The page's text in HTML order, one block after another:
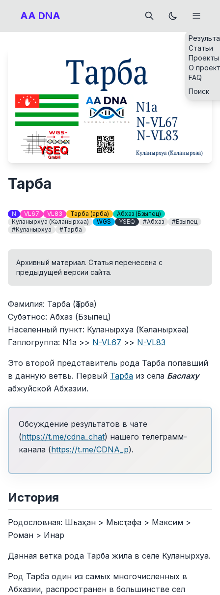
AA DNA
Статьи
Проекты
О
FAQ
Поиск
Тарба
N VL67 VL83 Тарба (Ҭарба)
Абхаз (Бзыпец)
Куланырхуа (Ҟәланырхәа)
WGS YSEQ #Абхаз
#Бзыпец
#Куланырхуа
#Тарба
Архивный материал. Статья перенесена с
предыдущей версии сайта.
Фамилия: Тарба (Ҭарба)
Субэтнос: Абхаз (Бзыпец)
Населенный пункт: Куланырхуа (Ҟәланырхәа)
Гаплогруппа: N1a >> N-VL67 >> N-VL83
Это второй представитель рода Тарба попавший
в данную ветвь. Первый Тарба из села Баслаху
абжуйской Абхазии.
Обсуждение результатов в чате
(https://t.me/cdna_chat) нашего телеграмм-
канала (https://t.me/CDNA_p).
История
Родословная: Шьаҳан > Мысҭафа > Максим >
Роман > Инар
Данная ветка рода Тарба жила в селе Куланырхуа.
Род Тарба один из самых многочисленных в
Абхазии, распространен в большинстве сел